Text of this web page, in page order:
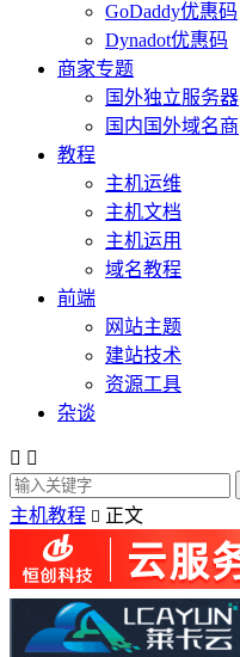
GoDaddy优惠码
Dynadot优惠码
商家专题
国外独立服务器
国内国外域名商
教程
主机运维
主机文档
主机运用
域名教程
前端
网站主题
建站技术
资源工具
杂谈
 
主机教程  正文